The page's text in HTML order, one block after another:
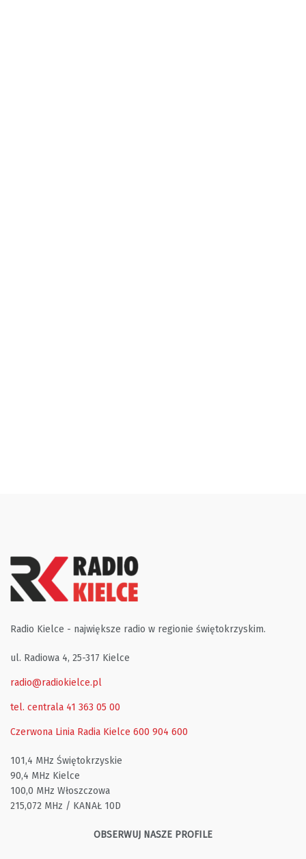
Radio Kielce - największe radio w regionie świętokrzyskim.
ul. Radiowa 4, 25-317 Kielce
radio@radiokielce.pl
tel. centrala 41 363 05 00
Czerwona Linia Radia Kielce 600 904 600
101,4 MHz Świętokrzyskie
90,4 MHz Kielce
100,0 MHz Włoszczowa
215,072 MHz / KANAŁ 10D
OBSERWUJ NASZE PROFILE